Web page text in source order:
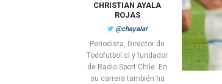
CHRISTIAN AYALA
ROJAS
@chayalar
Periodista, Director de
Todofutbol.cl y fundador
de Radio Sport Chile. En
su carrera también ha